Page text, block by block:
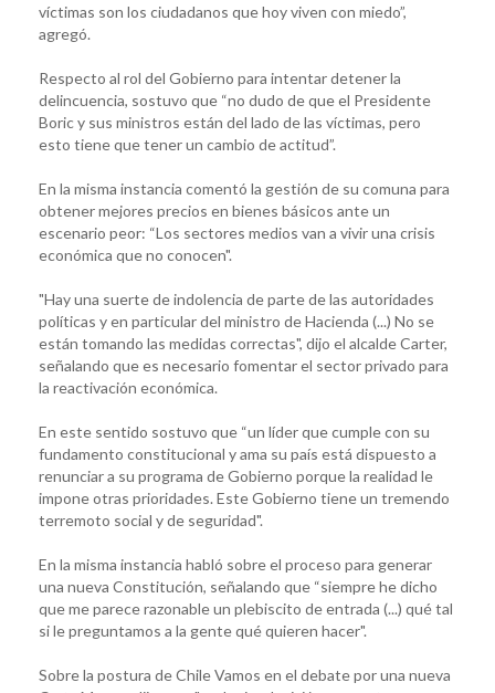
víctimas son los ciudadanos que hoy viven con miedo”,
agregó.
Respecto al rol del Gobierno para intentar detener la
delincuencia, sostuvo que “no dudo de que el Presidente
Boric y sus ministros están del lado de las víctimas, pero
esto tiene que tener un cambio de actitud”.
En la misma instancia comentó la gestión de su comuna para
obtener mejores precios en bienes básicos ante un
escenario peor: “Los sectores medios van a vivir una crisis
económica que no conocen".
"Hay una suerte de indolencia de parte de las autoridades
políticas y en particular del ministro de Hacienda (...) No se
están tomando las medidas correctas", dijo el alcalde Carter,
señalando que es necesario fomentar el sector privado para
la reactivación económica.
En este sentido sostuvo que “un líder que cumple con su
fundamento constitucional y ama su país está dispuesto a
renunciar a su programa de Gobierno porque la realidad le
impone otras prioridades. Este Gobierno tiene un tremendo
terremoto social y de seguridad".
En la misma instancia habló sobre el proceso para generar
una nueva Constitución, señalando que “siempre he dicho
que me parece razonable un plebiscito de entrada (...) qué tal
si le preguntamos a la gente qué quieren hacer".
Sobre la postura de Chile Vamos en el debate por una nueva